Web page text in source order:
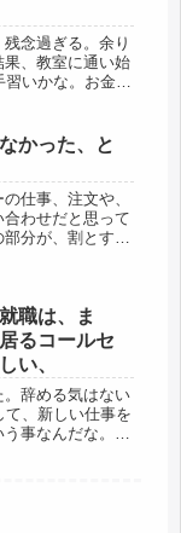
念過ぎる。余り
、教室に通い始
習いかな。お金の
今、何してるの
急で悪いけど...
かった、と
仕事、注文や、
わせだと思って
分が、割とすご
いのは、ちっと
職は、ま
るコールセ
い、
辞める気はない
て、新しい仕事を
事なんだな。こ